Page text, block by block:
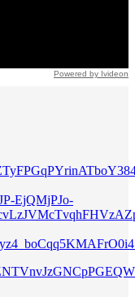
Powered by Ivideon